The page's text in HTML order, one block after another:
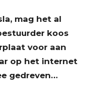
mag het al
koos
voor aan
op het internet
gedreven…